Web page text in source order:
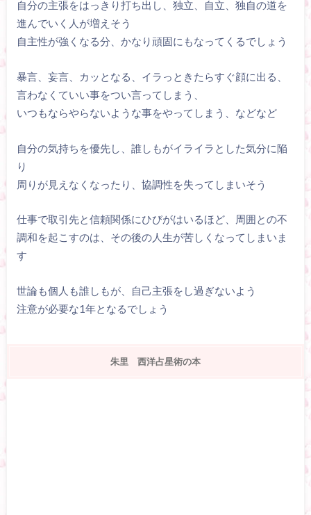
自分の主張をはっきり打ち出し、独立、自立、独自の道を
進んでいく人が増えそう
自主性が強くなる分、かなり頑固にもなってくるでしょう
暴言、妄言、カッとなる、イラっときたらすぐ顔に出る、
言わなくていい事をつい言ってしまう、
いつもならやらないような事をやってしまう、などなど
自分の気持ちを優先し、誰しもがイライラとした気分に陥
り
周りが見えなくなったり、協調性を失ってしまいそう
仕事で取引先と信頼関係にひびがはいるほど、周囲との不
調和を起こすのは、その後の人生が苦しくなってしまいま
す
世論も個人も誰しもが、自己主張をし過ぎないよう
注意が必要な1年となるでしょう
朱里 西洋占星術の本